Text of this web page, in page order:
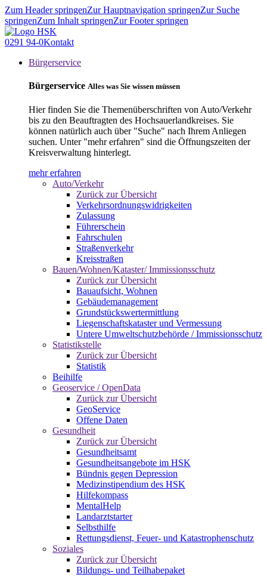
Zum Header springenZur Hauptnavigation springenZur Suche
springenZum Inhalt springenZur Footer springen
0291 94-0Kontakt
Bürgerservice
Bürgerservice Alles was Sie wissen müssen
Hier finden Sie die Themenüberschriften von Auto/Verkehr
bis zu den Beauftragten des Hochsauerlandkreises. Sie
können natürlich auch über "Suche" nach Ihrem Anliegen
suchen. Unter "mehr erfahren" sind die Öffnungszeiten der
Kreisverwaltung hinterlegt.
mehr erfahren
Auto/Verkehr
Zurück zur Übersicht
Verkehrsordnungswidrigkeiten
Zulassung
Führerschein
Fahrschulen
Straßenverkehr
Kreisstraßen
Bauen/Wohnen/Kataster/ Immissionsschutz
Zurück zur Übersicht
Bauaufsicht, Wohnen
Gebäudemanagement
Grundstückswertermittlung
Liegenschaftskataster und Vermessung
Untere Umweltschutzbehörde / Immissionsschutz
Statistikstelle
Zurück zur Übersicht
Statistik
Beihilfe
Geoservice / OpenData
Zurück zur Übersicht
GeoService
Offene Daten
Gesundheit
Zurück zur Übersicht
Gesundheitsamt
Gesundheitsangebote im HSK
Bündnis gegen Depression
Medizinstipendium des HSK
Hilfekompass
MentalHelp
Landarztstarter
Selbsthilfe
Rettungsdienst, Feuer- und Katastrophenschutz
Soziales
Zurück zur Übersicht
Bildungs- und Teilhabepaket